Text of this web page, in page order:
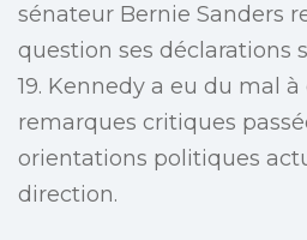
sénateur Bernie Sanders
question ses déclarations
19. Kennedy a eu du mal
remarques critiques
orientations politiques
direction.